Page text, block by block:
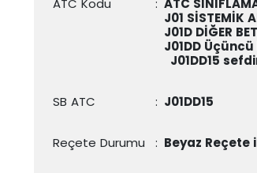
ATC Kodu : ATC
J01 SİSTEMİK
J01D DİĞER
J01DD
J01DD15
SB ATC : J01DD15
Reçete Durumu : Beyaz Reçete